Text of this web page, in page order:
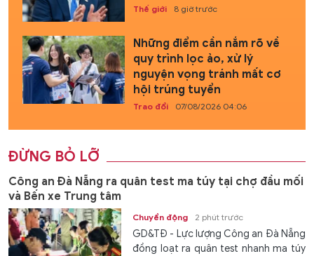
Thế giới 8 giờ trước
Những điểm cần nắm rõ về
quy trình lọc ảo, xử lý
nguyện vọng tránh mất cơ
hội trúng tuyển
Trao đổi 07/08/2026 04:06
ĐỪNG BỎ LỠ
Công an Đà Nẵng ra quân test ma túy tại chợ đầu mối
và Bến xe Trung tâm
Chuyển động 2 phút trước
GD&TĐ - Lực lượng Công an Đà Nẵng
đồng loạt ra quân test nhanh ma túy